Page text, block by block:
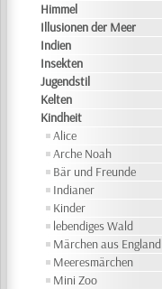
Himmel
Illusionen der Meer
Indien
Insekten
Jugendstil
Kelten
Kindheit
Alice
Arche Noah
Bär und Freunde
Indianer
Kinder
lebendiges Wald
Märchen aus England
Meeresmärchen
Mini Zoo